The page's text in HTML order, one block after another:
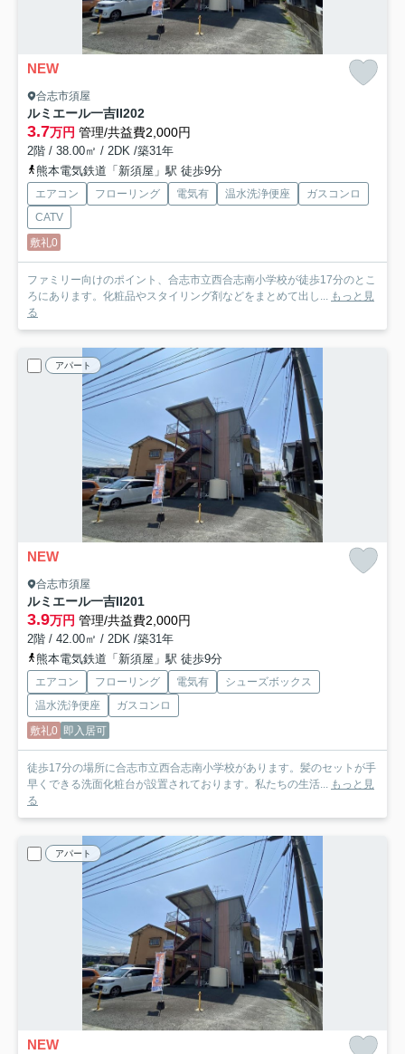
NEW
合志市須屋
ルミエール一吉II202
3.7万円 管理/共益費2,000円
2階 / 38.00㎡ / 2DK /築31年
熊本電気鉄道「新須屋」駅 徒歩9分
エアコン フローリング 電気有 温水洗浄便座
ガスコンロ
CATV
敷礼0
ファミリー向けのポイント、合志市立西合志南小学校が徒歩17分のとこ
ろにあります。化粧品やスタイリング剤などをまとめて出し... もっと見
る
アパート
NEW
合志市須屋
ルミエール一吉II201
3.9万円 管理/共益費2,000円
2階 / 42.00㎡ / 2DK /築31年
熊本電気鉄道「新須屋」駅 徒歩9分
エアコン フローリング 電気有
シューズボックス
温水洗浄便座
ガスコンロ
敷礼0 即入居可
徒歩17分の場所に合志市立西合志南小学校があります。髪のセットが手
早くできる洗面化粧台が設置されております。私たちの生活... もっと見
る
アパート
NEW